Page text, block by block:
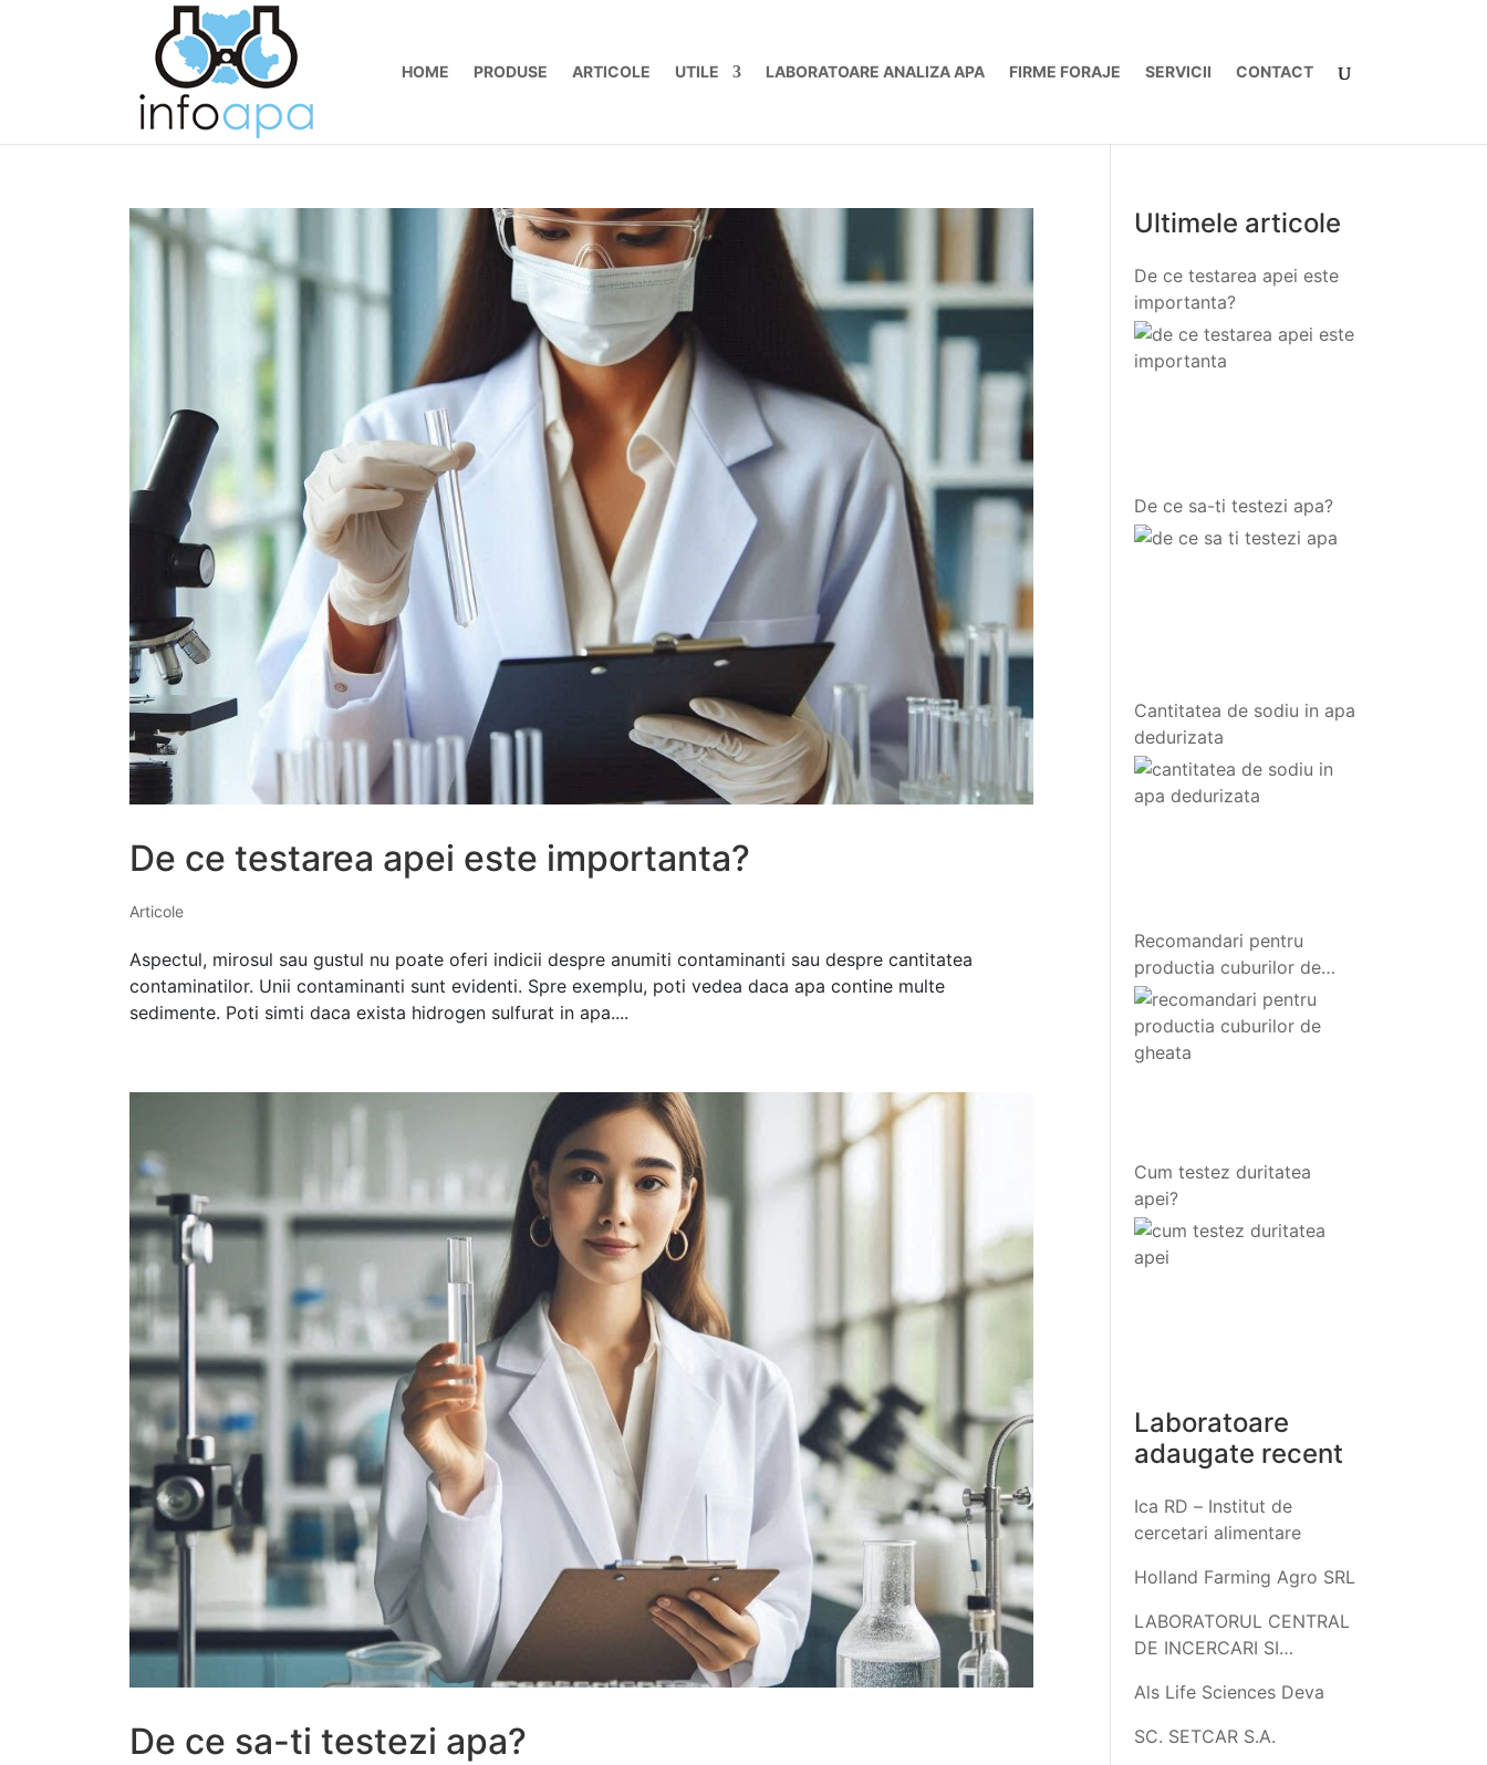
HOME PRODUSE ARTICOLE UTILE LABORATOARE ANALIZA APA FIRME FORAJE SERVICII CONTACT
De ce testarea apei este importanta?
Articole
Aspectul, mirosul sau gustul nu poate oferi indicii despre anumiti contaminanti sau despre cantitatea
contaminatilor. Unii contaminanti sunt evidenti. Spre exemplu, poti vedea daca apa contine multe
sedimente. Poti simti daca exista hidrogen sulfurat in apa....
De ce sa-ti testezi apa?
Ultimele articole
De ce testarea apei este
importanta?
De ce sa-ti testezi apa?
Cantitatea de sodiu in apa
dedurizata
Recomandari pentru
productia cuburilor de
gheata
Cum testez duritatea
apei?
Laboratoare
adaugate recent
Ica RD – Institut de
cercetari alimentare
Holland Farming Agro SRL
LABORATORUL CENTRAL
DE INCERCARI SI
SRL
Als Life Sciences Deva
SC. SETCAR S.A.